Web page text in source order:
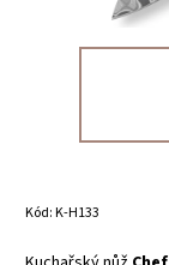
Kód:K-H133